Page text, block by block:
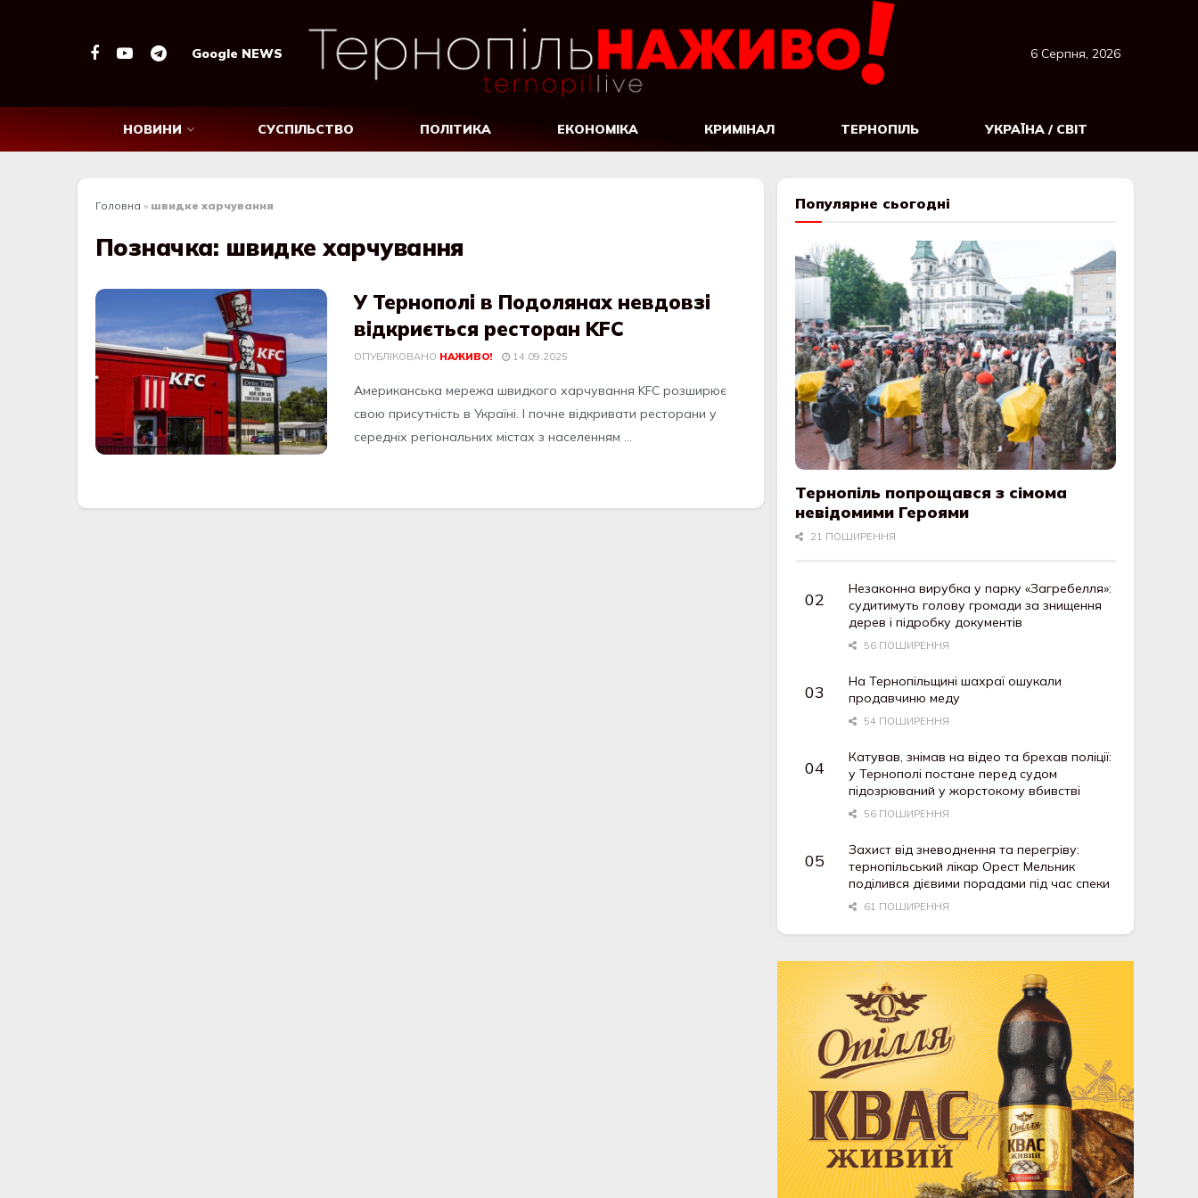
Google NEWS 6 Серпня, 2026
НОВИНИ СУСПІЛЬСТВО ПОЛІТИКА ЕКОНОМІКА КРИМІНАЛ ТЕРНОПІЛЬ УКРАЇНА / СВІТ
Головна » швидке харчування
Позначка: швидке харчування
У Тернополі в Подолянах невдовзі
відкриється ресторан KFC
ОПУБЛІКОВАНО НАЖИВО! 14.09.2025
Американська мережа швидкого харчування KFC розширює
свою присутність в Україні. І почне відкривати ресторани у
середніх регіональних містах з населенням ...
Популярне сьогодні
Тернопіль попрощався з сімома
невідомими Героями
21 ПОШИРЕННЯ
Незаконна вирубка у парку «Загребелля»:
судитимуть голову громади за знищення
дерев і підробку документів
56 ПОШИРЕННЯ
На Тернопільщині шахраї ошукали
продавчиню меду
54 ПОШИРЕННЯ
Катував, знімав на відео та брехав поліції:
у Тернополі постане перед судом
підозрюваний у жорстокому вбивстві
56 ПОШИРЕННЯ
Захист від зневоднення та перегріву:
тернопільський лікар Орест Мельник
поділився дієвими порадами під час спеки
61 ПОШИРЕННЯ